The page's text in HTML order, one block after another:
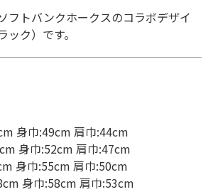
フトバンクホークスのコラボデザイ
ク）です。
身巾:49cm 肩巾:44cm
身巾:52cm 肩巾:47cm
身巾:55cm 肩巾:50cm
身巾:58cm 肩巾:53cm